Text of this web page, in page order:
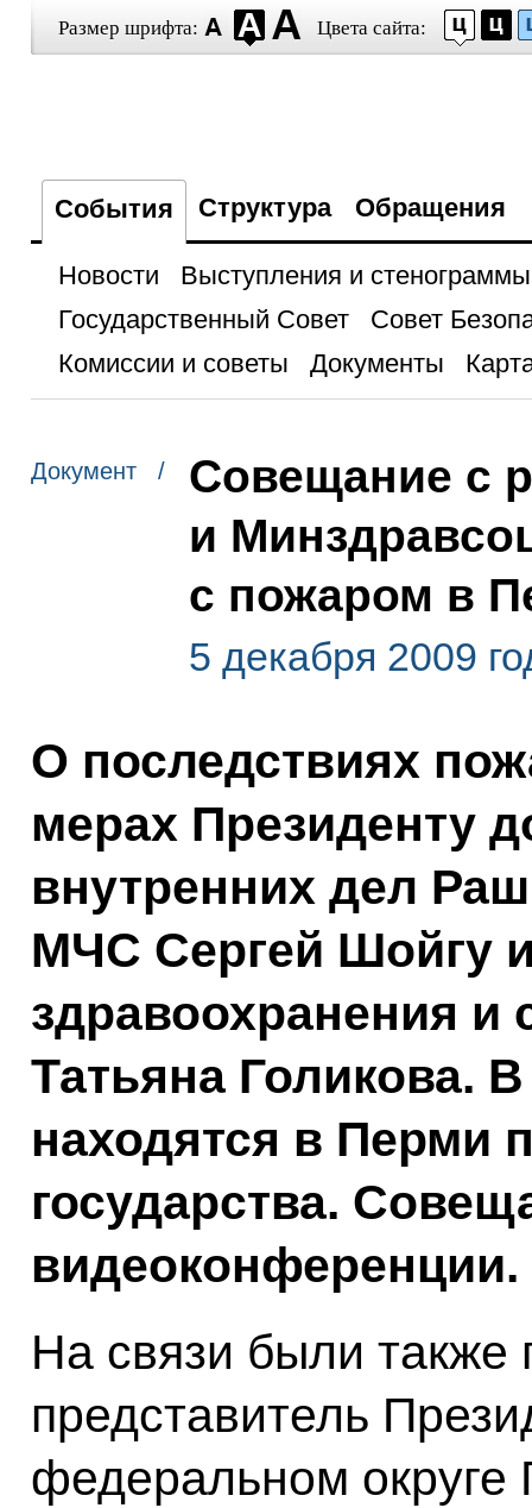
Размер шрифта: Цвета сайта:
События Структура Обращения
Новости
Выступления и стенограммы
Государственный Совет
Совет
Комиссии и советы
Документы
Документ /
Совещание с
и
с пожаром в
5 декабря 2009
О последствиях
мерах Президенту
внутренних дел
МЧС Сергей Шойгу
здравоохранения и
Татьяна Голикова.
находятся в Перми
государства.
видеоконференции.
На связи были также
представитель
федеральном округе